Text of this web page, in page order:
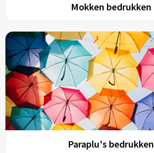
Mokken bedrukken
Paraplu's bedrukken